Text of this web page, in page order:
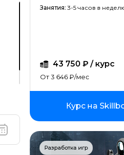
Занятия: 3-5 часов в
43 750 ₽ / курс
От 3 646 ₽/мес
Курс на
Разработка игр